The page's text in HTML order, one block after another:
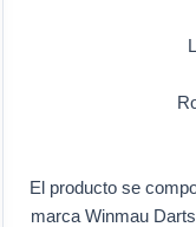
El producto se
marca Winmau